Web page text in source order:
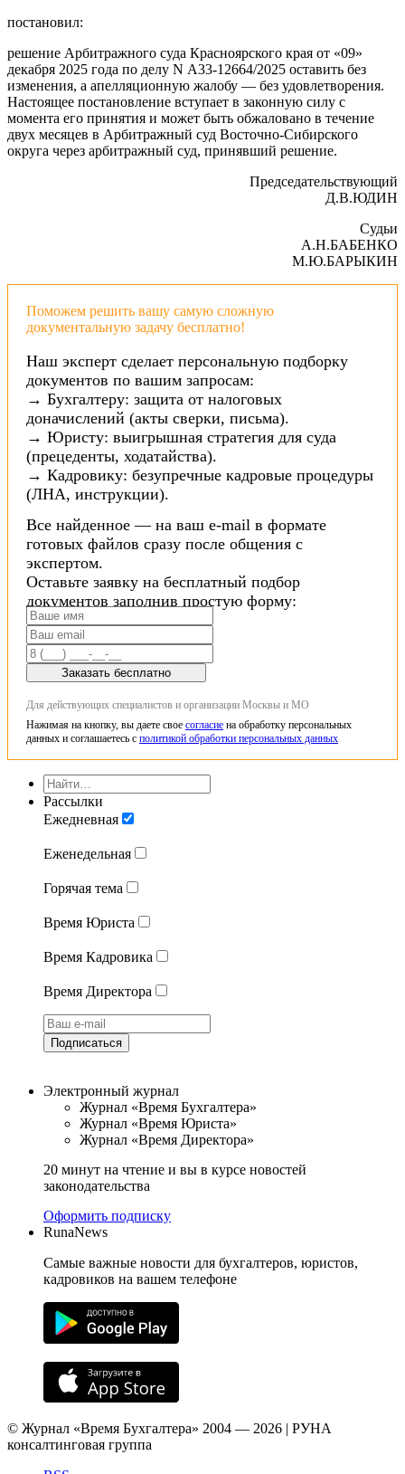
постановил:
решение Арбитражного суда Красноярского края от «09»
декабря 2025 года по делу N А33-12664/2025 оставить без
изменения, а апелляционную жалобу — без удовлетворения.
Настоящее постановление вступает в законную силу с
момента его принятия и может быть обжаловано в течение
двух месяцев в Арбитражный суд Восточно-Сибирского
округа через арбитражный суд, принявший решение.
Председательствующий
Д.В.ЮДИН
Судьи
А.Н.БАБЕНКО
М.Ю.БАРЫКИН
Поможем решить вашу самую сложную
документальную задачу бесплатно!
Наш эксперт сделает персональную подборку
документов по вашим запросам:
→ Бухгалтеру: защита от налоговых
доначислений (акты сверки, письма).
→ Юристу: выигрышная стратегия для суда
(прецеденты, ходатайства).
→ Кадровику: безупречные кадровые процедуры
(ЛНА, инструкции).
Все найденное — на ваш e-mail в формате
готовых файлов сразу после общения с
экспертом.
Оставьте заявку на бесплатный подбор
документов заполнив простую форму:
Заказать бесплатно
Для действующих специалистов и организации Москвы и МО
Нажимая на кнопку, вы даете свое согласие на обработку персональных
данных и соглашаетесь с политикой обработки персональных данных
Рассылки
Ежедневная
Еженедельная
Горячая тема
Время Юриста
Время Кадровика
Время Директора
Подписаться
Электронный журнал
Журнал «Время Бухгалтера»
Журнал «Время Юриста»
Журнал «Время Директора»
20 минут на чтение и вы в курсе новостей
законодательства
Оформить подписку
RunaNews
Самые важные новости для бухгалтеров, юристов,
кадровиков на вашем телефоне
© Журнал «Время Бухгалтера» 2004 — 2026 | РУНА
консалтинговая группа